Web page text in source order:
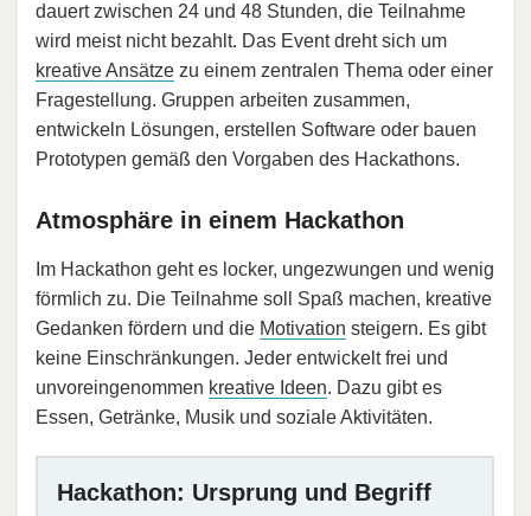
dauert zwischen 24 und 48 Stunden, die Teilnahme
wird meist nicht bezahlt. Das Event dreht sich um
kreative Ansätze zu einem zentralen Thema oder einer
Fragestellung. Gruppen arbeiten zusammen,
entwickeln Lösungen, erstellen Software oder bauen
Prototypen gemäß den Vorgaben des Hackathons.
Atmosphäre in einem Hackathon
Im Hackathon geht es locker, ungezwungen und wenig
förmlich zu. Die Teilnahme soll Spaß machen, kreative
Gedanken fördern und die Motivation steigern. Es gibt
keine Einschränkungen. Jeder entwickelt frei und
unvoreingenommen kreative Ideen. Dazu gibt es
Essen, Getränke, Musik und soziale Aktivitäten.
Hackathon: Ursprung und Begriff